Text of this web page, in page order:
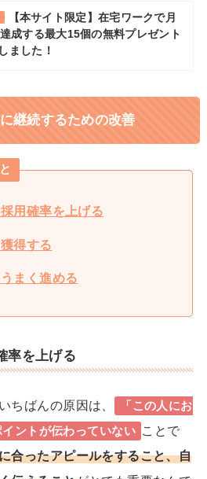
【本サイト限定】在宅ワークで月
成する最大15個の無料プレゼント
ました！
継続するための改善
用確率を上げる
得する
まく進める
率を上げる
いちばんの原因は、
「この人にお
ントが伝わっていない ことで
合ったアピールをすること、自